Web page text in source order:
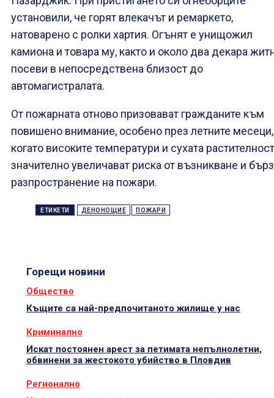
установили, че горят влекачът и ремаркето,
натоварено с ролки хартия. Огънят е унищожил
камиона и товара му, както и около два декара
посеви в непосредствена близост до
автомагистралата.
От пожарната отново призовават гражданите към
повишено внимание, особено през летните месеци,
когато високите температури и сухата растителност
значително увеличават риска от възникване и
разпространение на пожари.
ЕТИКЕТИ ДЕНОНОЩИЕ ПОЖАРИ
Горещи новини
Общество
Къщите са най-предпочитаното жилище у нас
Криминално
Искат постоянен арест за петимата непълнолетни,
обвинени за жестокото убийство в Пловдив
Регионално